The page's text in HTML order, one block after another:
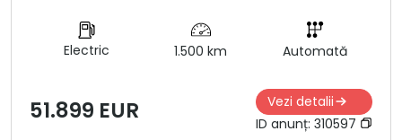
Electric 1.500 km Automată
51.899 EUR
Vezi detalii
ID anunț: 310597